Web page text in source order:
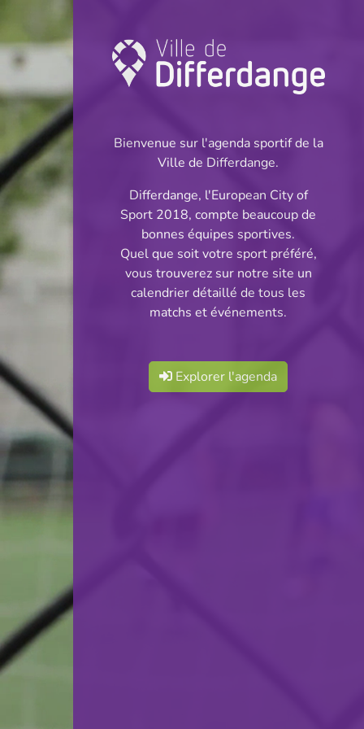
Coupe: Handball
INFOS
07.06.2025
17:00
Centre sportif John Scheuren -
Oberkorn
Partager
Coupe U21
Männer - Finale
Bienvenue sur l'agenda sportif de la
Ville de Differdange.
Differdange, l'European City of
Sport 2018, compte beaucoup de
bonnes équipes sportives.
Quel que soit votre sport préféré,
vous trouverez sur notre site un
calendrier détaillé de tous les
matchs et événements.
Explorer l'agenda